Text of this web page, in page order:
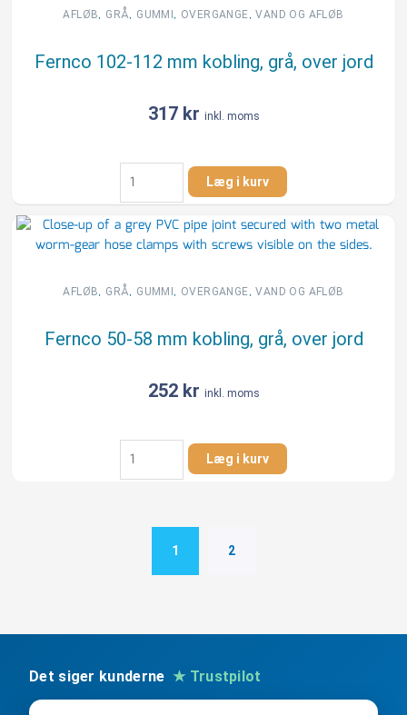
jord
AFLØB, GRÅ, GUMMI, OVERGANGE ,VAND OG AFLØB
Fernco 102-112 mm kobling, grå, over jord
317 kr inkl. moms
Fernco
102-
112
mm
kobling,
over
antal
Læg i kurv
AFLØB, GRÅ, GUMMI, OVERGANGE ,VAND OG AFLØB
Fernco 50-58 mm kobling, grå, over jord
252 kr inkl. moms
Fernco
50-
58
kobling,
Læg i kurv
1 2
Det siger kunderne ★ Trustpilot